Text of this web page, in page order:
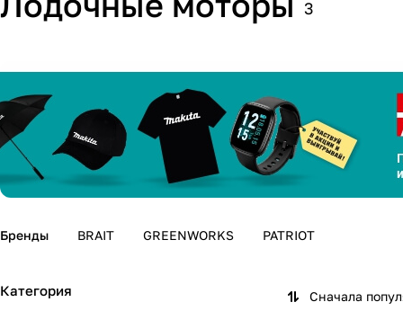
3
Бренды BRAIT GREENWORKS PATRIOT
Сначала
Категория